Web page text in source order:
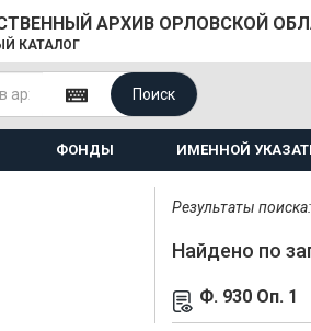
АРХИВ ОРЛОВСКОЙ
КАТАЛОГ
Поиск
ФОНДЫ ИМЕННОЙ
Результаты
Найдено по
Ф. 930 Оп. 1